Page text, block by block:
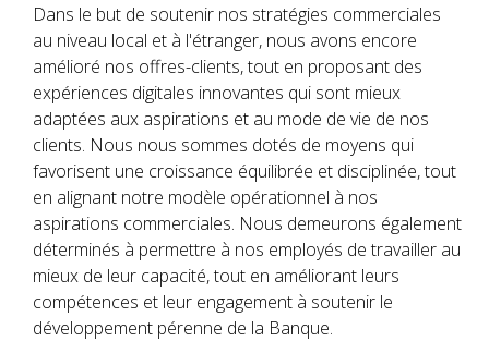
Dans le but de soutenir nos stratégies commerciales
au niveau local et à l'étranger, nous avons encore
amélioré nos offres-clients, tout en proposant des
expériences digitales innovantes qui sont mieux
adaptées aux aspirations et au mode de vie de nos
clients. Nous nous sommes dotés de moyens qui
favorisent une croissance équilibrée et disciplinée, tout
en alignant notre modèle opérationnel à nos
aspirations commerciales. Nous demeurons également
déterminés à permettre à nos employés de travailler au
mieux de leur capacité, tout en améliorant leurs
compétences et leur engagement à soutenir le
développement pérenne de la Banque.